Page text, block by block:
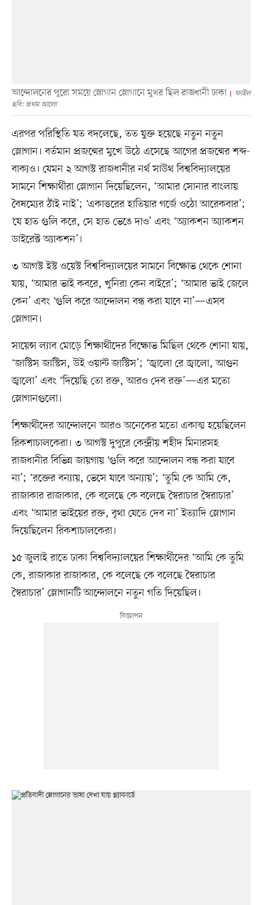
আন্দোলনের পুরো সময়ে স্লোগান স্লোগানে মুখর ছিল রাজধানী ঢাকা
ফাইল
ছবি: প্রথম আলো
এরপর পরিস্থিতি যত বদলেছে, তত যুক্ত হয়েছে নতুন নতুন
স্লোগান। বর্তমান প্রজন্মের মুখে উঠে এসেছে আগের প্রজন্মের শব্দ-
বাক্যও। যেমন ২ আগস্ট রাজধানীর নর্থ সাউথ বিশ্ববিদ্যালয়ের
সামনে শিক্ষার্থীরা স্লোগান দিয়েছিলেন, ‘আমার সোনার বাংলায়
বৈষম্যের ঠাঁই নাই’; ‘একাত্তরের হাতিয়ার গর্জে ওঠো আরেকবার’;
‘যে হাত গুলি করে, সে হাত ভেঙে দাও’ এবং ‘অ্যাকশন অ্যাকশন
ডাইরেক্ট অ্যাকশন’।
৩ আগস্ট ইস্ট ওয়েস্ট বিশ্ববিদ্যালয়ের সামনে বিক্ষোভ থেকে শোনা
যায়, ‘আমার ভাই কবরে, খুনিরা কেন বাইরে’; ‘আমার ভাই জেলে
কেন’ এবং ‘গুলি করে আন্দোলন বন্ধ করা যাবে না’—এসব
স্লোগান।
সায়েন্স ল্যাব মোড়ে শিক্ষার্থীদের বিক্ষোভ মিছিল থেকে শোনা যায়,
‘জাস্টিস জাস্টিস, উই ওয়ান্ট জাস্টিস’; ‘জ্বালো রে জ্বালো, আগুন
জ্বালো’ এবং ‘দিয়েছি তো রক্ত, আরও দেব রক্ত’—এর মতো
স্লোগানগুলো।
শিক্ষার্থীদের আন্দোলনে আরও অনেকের মতো একাত্ম হয়েছিলেন
রিকশাচালকেরা। ৩ আগস্ট দুপুরে কেন্দ্রীয় শহীদ মিনারসহ
রাজধানীর বিভিন্ন জায়গায় ‘গুলি করে আন্দোলন বন্ধ করা যাবে
না’; ‘রক্তের বন্যায়, ভেসে যাবে অন্যায়’; ‘তুমি কে আমি কে,
রাজাকার রাজাকার, কে বলেছে কে বলেছে স্বৈরাচার স্বৈরাচার’
এবং ‘আমার ভাইয়ের রক্ত, বৃথা যেতে দেব না’ ইত্যাদি স্লোগান
দিয়েছিলেন রিকশাচালকেরা।
১৫ জুলাই রাতে ঢাকা বিশ্ববিদ্যালয়ের শিক্ষার্থীদের ‘আমি কে তুমি
কে, রাজাকার রাজাকার, কে বলেছে কে বলেছে স্বৈরাচার
স্বৈরাচার’ স্লোগানটি আন্দোলনে নতুন গতি দিয়েছিল।